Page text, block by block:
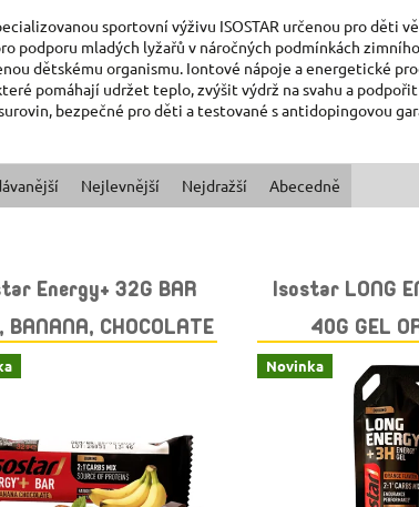
sportovní výživu ISOSTAR určenou pro děti
podporu mladých lyžařů v náročných podmínkách
dětskému organismu. Iontové nápoje a energetické
pomáhají udržet teplo, zvýšit výdrž na svahu a
bezpečné pro děti a testované s antidopingovou
Nejlevnější Nejdražší Abecedně
Energy+ 32G BAR
BANANA, CHOCOLATE
Isostar LONG
40G GEL
Novinka